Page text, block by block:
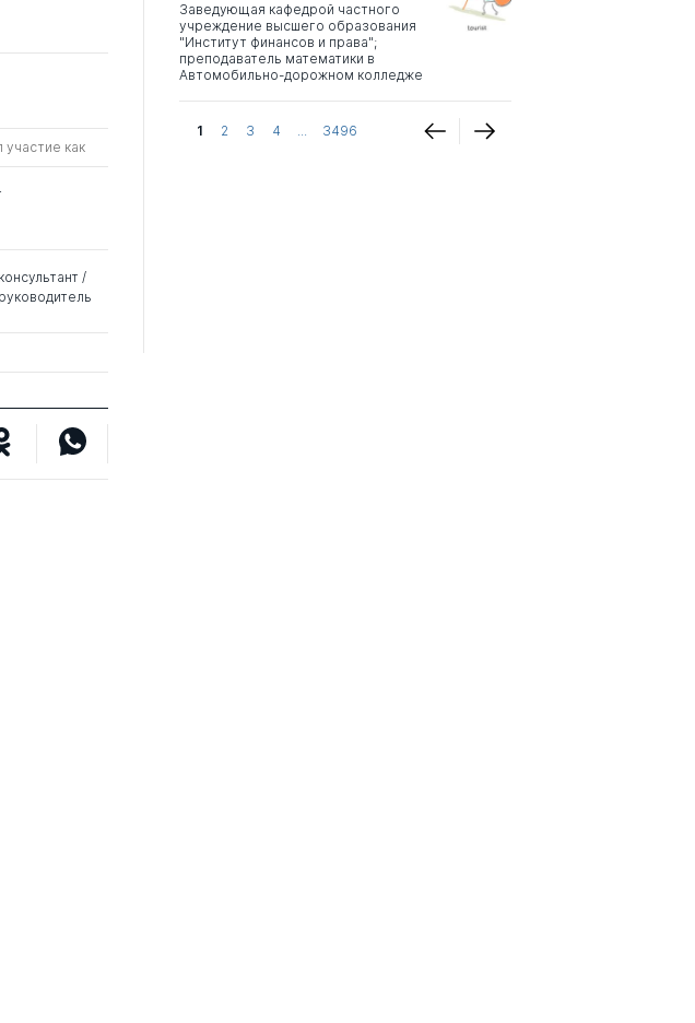
как
/
Заведующая кафедрой частного
учреждение высшего образования
"Институт финансов и права";
преподаватель математики в
Автомобильно-дорожном колледже
1 2 3 4 ... 3496